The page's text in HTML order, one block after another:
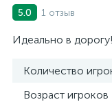
5.0 1 отзыв
Идеально в дорогу!
Количество
Возраст игроков